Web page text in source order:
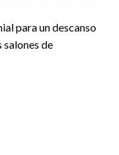
para un descanso
de